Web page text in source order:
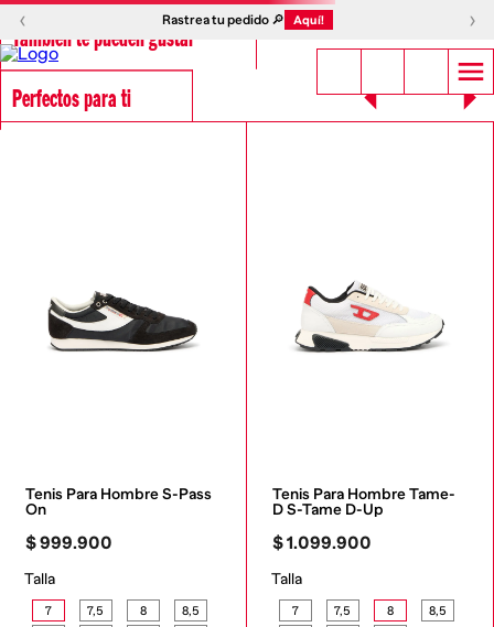
‹ Rastrea tu pedido 🔎 Aquí! ›
También te pueden gustar
Perfectos para ti
Tenis Para Hombre S-Pass
On
$999.900
Talla
7 7,5 8
8,5
Tenis Para Hombre Tame-
D S-Tame D-Up
$1.099.900
Talla
7 7,5 8
8,5